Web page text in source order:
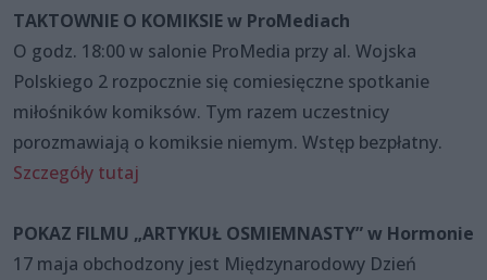
TAKTOWNIE O KOMIKSIE w ProMediach
O godz. 18:00 w salonie ProMedia przy al. Wojska
Polskiego 2 rozpocznie się comiesięczne spotkanie
miłośników komiksów. Tym razem uczestnicy
porozmawiają o komiksie niemym. Wstęp bezpłatny.
Szczegóły tutaj
POKAZ FILMU „ARTYKUŁ OSMIEMNASTY” w Hormonie
17 maja obchodzony jest Międzynarodowy Dzień